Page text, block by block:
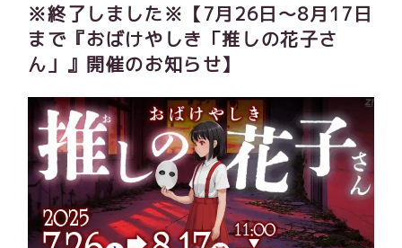
※終了しました※【7月26日～8月17日
まで『おばけやしき「推しの花子さ
ん」』開催のお知らせ】